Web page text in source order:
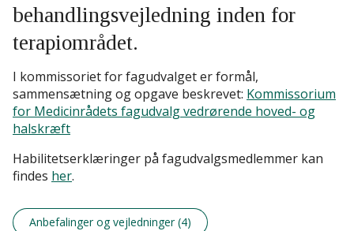
behandlingsvejledning inden for
terapiområdet.
I kommissoriet for fagudvalget er formål,
sammensætning og opgave beskrevet: Kommissorium
for Medicinrådets fagudvalg vedrørende hoved- og
halskræft
Habilitetserklæringer på fagudvalgsmedlemmer kan
findes her.
Anbefalinger og vejledninger (4)